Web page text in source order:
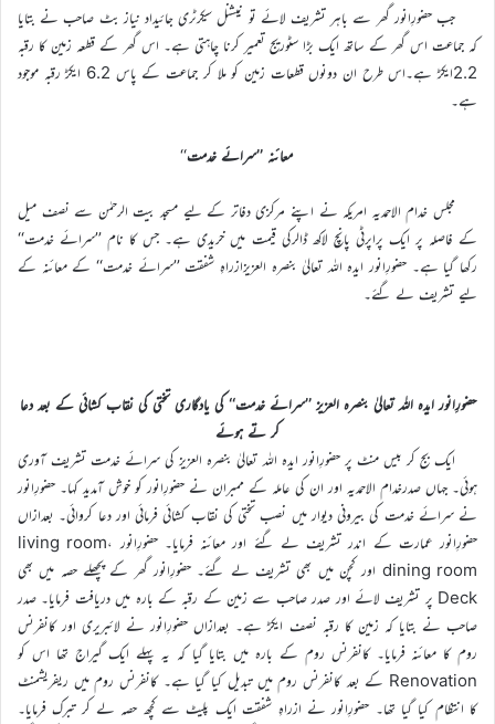
جب حضورِانور گھر سے باہر تشریف لائے تو نیشنل سیکرٹری جائیداد نیاز بٹ صاحب نے بتایا
کہ جماعت اس گھر کے ساتھ ایک بڑا سٹوریج تعمیر کرنا چاہتی ہے۔ اس گھر کے قطعہ زمین کا رقبہ
2.2ایکڑ ہے۔اس طرح ان دونوں قطعات زمین کو ملا کر جماعت کے پاس 6.2 ایکڑ رقبہ موجود
ہے۔
معائنہ ’’سرائے خدمت‘‘
مجلس خدام الاحمدیہ امریکہ نے اپنے مرکزی دفاتر کے لیے مسجد بیت الرحمٰن سے نصف میل
کے فاصلہ پر ایک پراپرٹی پانچ لاکھ ڈالرکی قیمت میں خریدی ہے۔ جس کا نام ’’سرائے خدمت‘‘
رکھا گیا ہے۔ حضورِانور ایدہ اللہ تعالیٰ بنصرہ العزیزازراہِ شفقت ’’سرائے خدمت‘‘ کے معائنہ کے
لیے تشریف لے گئے۔
حضورِانور ایدہ اللہ تعالیٰ بنصرہ العزیز ’’سرائے خدمت‘‘ کی یادگاری تختی کی نقاب کشائی کے بعد دعا
کر تے ہوئے
ایک بج کر بیس منٹ پر حضورِانور ایدہ اللہ تعالیٰ بنصرہ العزیز کی سرائے خدمت تشریف آوری
ہوئی۔ جہاں صدرخدام الاحمدیہ اور ان کی عاملہ کے ممبران نے حضورِانور کو خوش آمدید کہا۔ حضورِانور
نے سرائے خدمت کی بیرونی دیوار میں نصب تختی کی نقاب کشائی فرمائی اور دعا کروائی۔ بعدازاں
حضورِانور عمارت کے اندر تشریف لے گئے اور معائنہ فرمایا۔ حضورِانور living room،
dining room اور کچن میں بھی تشریف لے گئے۔ حضورِانور گھر کے پچھلے حصہ میں بھی
Deck پر تشریف لائے اور صدر صاحب سے زمین کے رقبہ کے بارہ میں دریافت فرمایا۔ صدر
صاحب نے بتایا کہ زمین کا رقبہ نصف ایکڑ ہے۔ بعدازاں حضورِانور نے لائبریری اور کانفرنس
روم کا معائنہ فرمایا۔ کانفرنس روم کے بارہ میں بتایا گیا کہ یہ پہلے ایک گیراج تھا اس کو
Renovation کے بعد کانفرنس روم میں تبدیل کیا گیا ہے۔ کانفرنس روم میں ریفریشمنٹ
کا انتظام کیا گیا تھا۔ حضورِانور نے ازراہِ شفقت ایک پلیٹ سے کچھ حصہ لے کر تبرک فرمایا۔